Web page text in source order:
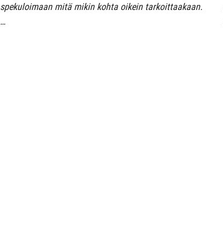
spekuloimaan mitä mikin kohta oikein tarkoittaakaan.
…